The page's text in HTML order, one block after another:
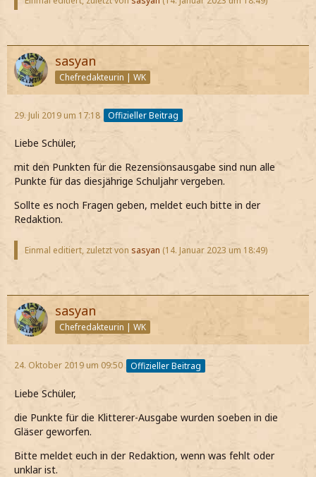
sasyan
Chefredakteurin | WK
29. Juli 2019 um 17:18 Offizieller Beitrag
Liebe Schüler,
mit den Punkten für die Rezensionsausgabe sind nun alle
Punkte für das diesjährige Schuljahr vergeben.
Sollte es noch Fragen geben, meldet euch bitte in der
Redaktion.
Einmal editiert, zuletzt von sasyan (14. Januar 2023 um 18:49)
sasyan
Chefredakteurin | WK
24. Oktober 2019 um 09:50 Offizieller Beitrag
Liebe Schüler,
die Punkte für die Klitterer-Ausgabe wurden soeben in die
Gläser geworfen.
Bitte meldet euch in der Redaktion, wenn was fehlt oder
unklar ist.